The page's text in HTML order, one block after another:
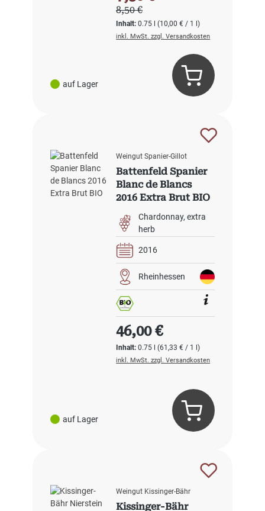
auf Lager
Inhalt:0.75 l(10,00 € / 1 l)
Regulärer Preis:
8,50 €
inkl. MwSt. zzgl. Versandkosten
auf Lager
Weingut Spanier-Gillot
Battenfeld Spanier
Blanc de Blancs
2016 Extra Brut BIO
Chardonnay extra
herb
2016
Rheinhessen
Inhalt:0.75 l(61,33 € / 1 l)
Regulärer Preis:
46,00 €
inkl. MwSt. zzgl. Versandkosten
Weingut Kissinger-Bähr
Kissinger-Bähr